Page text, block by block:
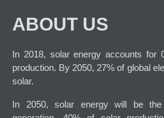
ABOUT US
In 2018, solar energy accounts for
production. By 2050, 27% of global
solar.
In 2050, solar energy will be the